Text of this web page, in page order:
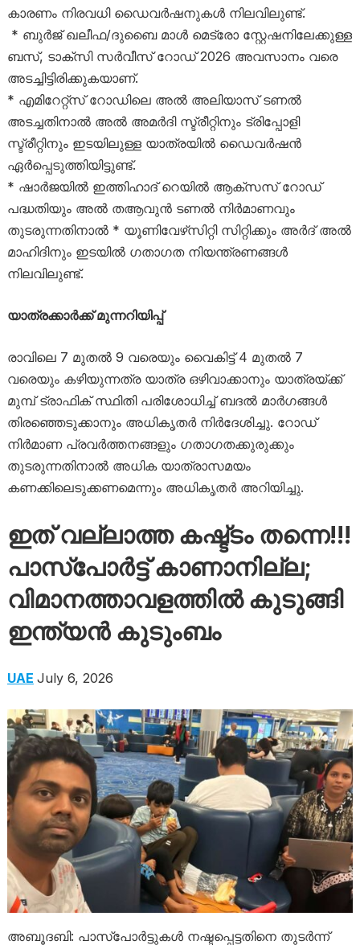
കാരണം നിരവധി ഡൈവര്‍ഷനുകള്‍ നിലവിലുണ്ട്.
* ബുര്‍ജ് ഖലീഫ/ദുബൈ മാള്‍ മെട്രോ സ്റ്റേഷനിലേക്കുള്ള
ബസ്, ടാക്‌സി സര്‍വീസ് റോഡ് 2026 അവസാനം വരെ
അടച്ചിട്ടിരിക്കുകയാണ്.
* എമിറേറ്റ്‌സ് റോഡിലെ അല്‍ അലിയാസ് ടണല്‍
അടച്ചതിനാല്‍ അല്‍ അമര്‍ദി സ്ട്രീറ്റിനും ട്രിപ്പോളി
സ്ട്രീറ്റിനും ഇടയിലുള്ള യാത്രയില്‍ ഡൈവര്‍ഷന്‍
ഏര്‍പ്പെടുത്തിയിട്ടുണ്ട്.
* ഷാര്‍ജയില്‍ ഇത്തിഹാദ് റെയില്‍ ആക്‌സസ് റോഡ്
പദ്ധതിയും അല്‍ തആവുന്‍ ടണല്‍ നിര്‍മാണവും
തുടരുന്നതിനാല്‍ * യൂണിവേഴ്‌സിറ്റി സിറ്റിക്കും അര്‍ദ് അല്‍
മാഹിദിനും ഇടയില്‍ ഗതാഗത നിയന്ത്രണങ്ങള്‍
നിലവിലുണ്ട്.
യാത്രക്കാര്‍ക്ക് മുന്നറിയിപ്പ്
രാവിലെ 7 മുതല്‍ 9 വരെയും വൈകിട്ട് 4 മുതല്‍ 7
വരെയും കഴിയുന്നത്ര യാത്ര ഒഴിവാക്കാനും യാത്രയ്ക്ക്
മുമ്പ് ട്രാഫിക് സ്ഥിതി പരിശോധിച്ച് ബദല്‍ മാര്‍ഗങ്ങള്‍
തിരഞ്ഞെടുക്കാനും അധികൃതര്‍ നിര്‍ദേശിച്ചു. റോഡ്
നിര്‍മാണ പ്രവര്‍ത്തനങ്ങളും ഗതാഗതക്കുരുക്കും
തുടരുന്നതിനാല്‍ അധിക യാത്രാസമയം
കണക്കിലെടുക്കണമെന്നും അധികൃതര്‍ അറിയിച്ചു.
ഇത് വല്ലാത്ത കഷ്ട്ടം തന്നെ!!!
പാസ്‌പോര്‍ട്ട് കാണാനില്ല;
വിമാനത്താവളത്തില്‍ കുടുങ്ങി
ഇന്ത്യന്‍ കുടുംബം
UAE July 6, 2026
അബൂദബി: പാസ്‌പോര്‍ട്ടുകള്‍ നഷ്ടപ്പെട്ടതിനെ തുടര്‍ന്ന്